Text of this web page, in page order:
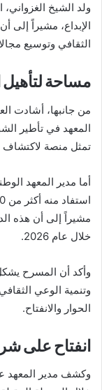
ولد الشيخ
الإبداع، مشيراً إلى
الثقافي وتوسيع
مساحة
من جانبها، أشادت
المعهد في تأطير
تمثل منصة لاكتشاف
أما مدير المعهد
مشيراً إلى أن هذه
خلال عام 2026.
وأكد أن المسرح
وتنمية الوعي
الحوار والانفتاح.
انفتاح على
وكشف مدير المعهد